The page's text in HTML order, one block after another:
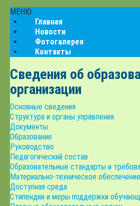
МЕНЮ
Главная
Новости
Фотогалерея
Контакты
Сведения об
организации
Основные сведения
Структура и органы управления
Документы
Образование
Руководство
Педагогический состав
Образовательные стандарты и
Материально-техническое
Доступная среда
Стипендии и меры поддержки